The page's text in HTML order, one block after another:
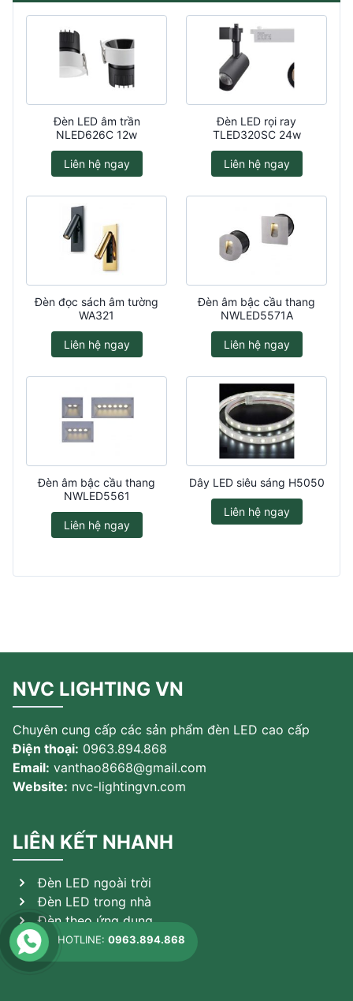
Đèn LED âm trần
NLED626C 12w
Liên hệ ngay
Đèn LED rọi ray
TLED320SC 24w
Liên hệ ngay
Đèn đọc sách âm tường
WA321
Liên hệ ngay
Đèn âm bậc cầu thang
NWLED5571A
Liên hệ ngay
Đèn âm bậc cầu thang
NWLED5561
Liên hệ ngay
Dây LED siêu sáng H5050
Liên hệ ngay
NVC LIGHTING VN
Chuyên cung cấp các sản phẩm đèn LED cao cấp
Điện thoại: 0963.894.868
Email: vanthao8668@gmail.com
Website: nvc-lightingvn.com
LIÊN KẾT NHANH
Đèn LED ngoài trời
Đèn LED trong nhà
Đèn theo ứng dụng
Sản phẩm khác
HOTLINE:0963.894.868